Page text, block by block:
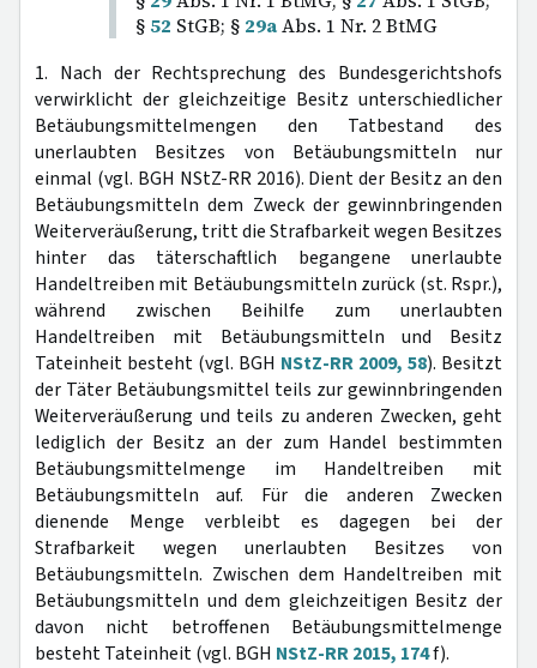
§ 52 StGB; § 29aAbs. 1 Nr. 2 BtMG
1. Nach der Rechtsprechung des Bundesgerichtshofs
verwirklicht der gleichzeitige Besitz unterschiedlicher
Betäubungsmittelmengen den Tatbestand des
unerlaubten Besitzes von Betäubungsmitteln nur
einmal (vgl. BGH NStZ-RR 2016). Dient der Besitz an den
Betäubungsmitteln dem Zweck der gewinnbringenden
Weiterveräußerung, tritt die Strafbarkeit wegen Besitzes
hinter das täterschaftlich begangene unerlaubte
Handeltreiben mit Betäubungsmitteln zurück (st. Rspr.),
während zwischen Beihilfe zum unerlaubten
Handeltreiben mit Betäubungsmitteln und Besitz
Tateinheit besteht (vgl. BGH NStZ-RR 2009, 58). Besitzt
der Täter Betäubungsmittel teils zur gewinnbringenden
Weiterveräußerung und teils zu anderen Zwecken, geht
lediglich der Besitz an der zum Handel bestimmten
Betäubungsmittelmenge im Handeltreiben mit
Betäubungsmitteln auf. Für die anderen Zwecken
dienende Menge verbleibt es dagegen bei der
Strafbarkeit wegen unerlaubten Besitzes von
Betäubungsmitteln. Zwischen dem Handeltreiben mit
Betäubungsmitteln und dem gleichzeitigen Besitz der
davon nicht betroffenen Betäubungsmittelmenge
besteht Tateinheit (vgl. BGH NStZ-RR 2015, 174f).